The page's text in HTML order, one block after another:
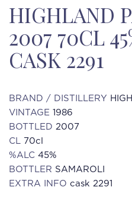
HIGHLAND
2007 70CL
CASK 2291
BRAND / DISTILLERY
VINTAGE 1986
BOTTLED 2007
CL 70cl
%ALC 45%
BOTTLER SAMAROLI
EXTRA INFO cask 2291